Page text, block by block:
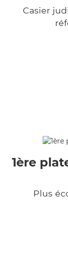
Casier
1ère
Plus